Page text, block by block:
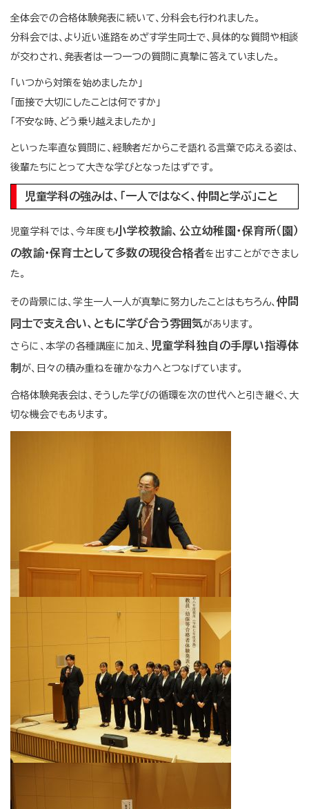
全体会での合格体験発表に続いて、分科会も行われました。
分科会では、より近い進路をめざす学生同士で、具体的な質問や相談
が交わされ、発表者は一つ一つの質問に真摯に答えていました。
「いつから対策を始めましたか」
「面接で大切にしたことは何ですか」
「不安な時、どう乗り越えましたか」
といった率直な質問に、経験者だからこそ語れる言葉で応える姿は、
後輩たちにとって大きな学びとなったはずです。
児童学科の強みは、「一人ではなく、仲間と学ぶ」こと
児童学科では、今年度も小学校教諭、公立幼稚園・保育所（園）
の教諭・保育士として多数の現役合格者を出すことができまし
た。
その背景には、学生一人一人が真摯に努力したことはもちろん、 仲間
同士で支え合い、ともに学び合う雰囲気があります。
さらに、本学の各種講座に加え、 児童学科独自の手厚い指導体
制 が、日々の積み重ねを確かな力へとつなげています。
合格体験発表会は、そうした学びの循環を次の世代へと引き継ぐ、大
切な機会でもあります。